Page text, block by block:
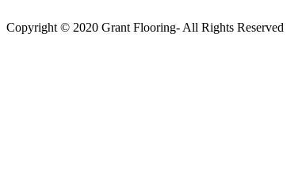
Copyright © 2020 Grant Flooring- All Rights Reserved